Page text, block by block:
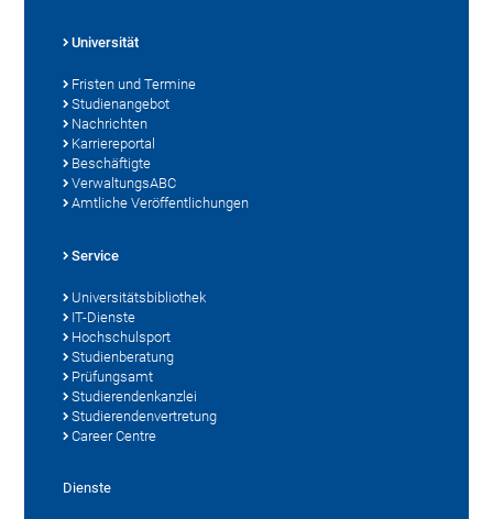
Universität
Fristen und Termine
Studienangebot
Nachrichten
Karriereportal
Beschäftigte
VerwaltungsABC
Amtliche Veröffentlichungen
Service
Universitätsbibliothek
IT-Dienste
Hochschulsport
Studienberatung
Prüfungsamt
Studierendenkanzlei
Studierendenvertretung
Career Centre
Dienste